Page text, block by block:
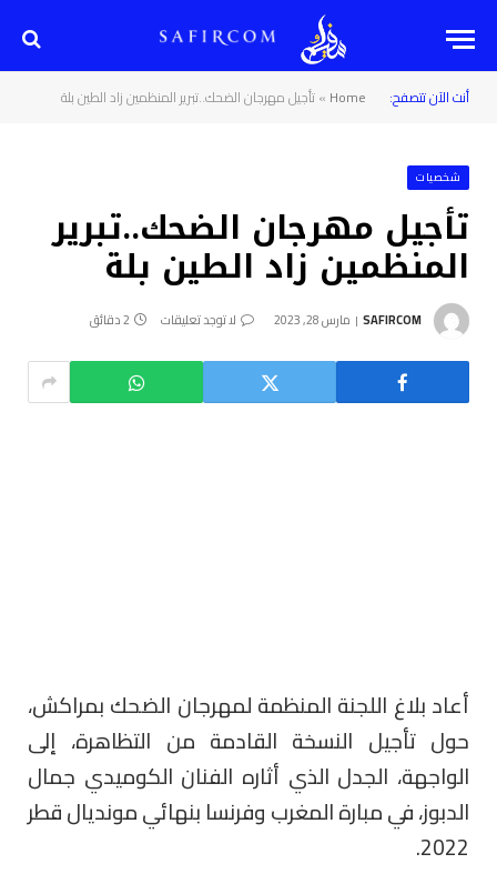
أنت الآن تتصفح: Home
»تأجيل مهرجان الضحك..تبرير المنظمين زاد الطين بلة
شخصيات
تأجيل مهرجان الضحك..تبرير
المنظمين زاد الطين بلة
SAFIRCOM مارس 28, 2023 لا توجد تعليقات 2 دقائق
أعاد بلاغ اللجنة المنظمة لمهرجان الضحك بمراكش،
حول تأجيل النسخة القادمة من التظاهرة، إلى
الواجهة، الجدل الذي أثاره الفنان الكوميدي جمال
الدبوز، في مبارة المغرب وفرنسا بنهائي مونديال قطر
2022.